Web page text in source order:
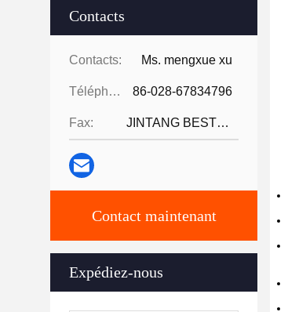
Contacts
Contacts: Ms. mengxue xu
Téléphone: 86-028-67834796
Fax: JINTANG BESTWAY TECHNOLOGY CO
Contact maintenant
Expédiez-nous